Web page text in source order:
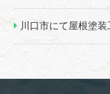
川口市にて屋根塗